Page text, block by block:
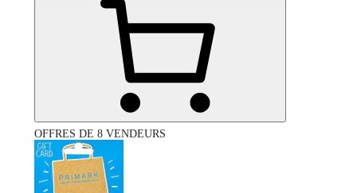
OFFRES DE 8 VENDEURS